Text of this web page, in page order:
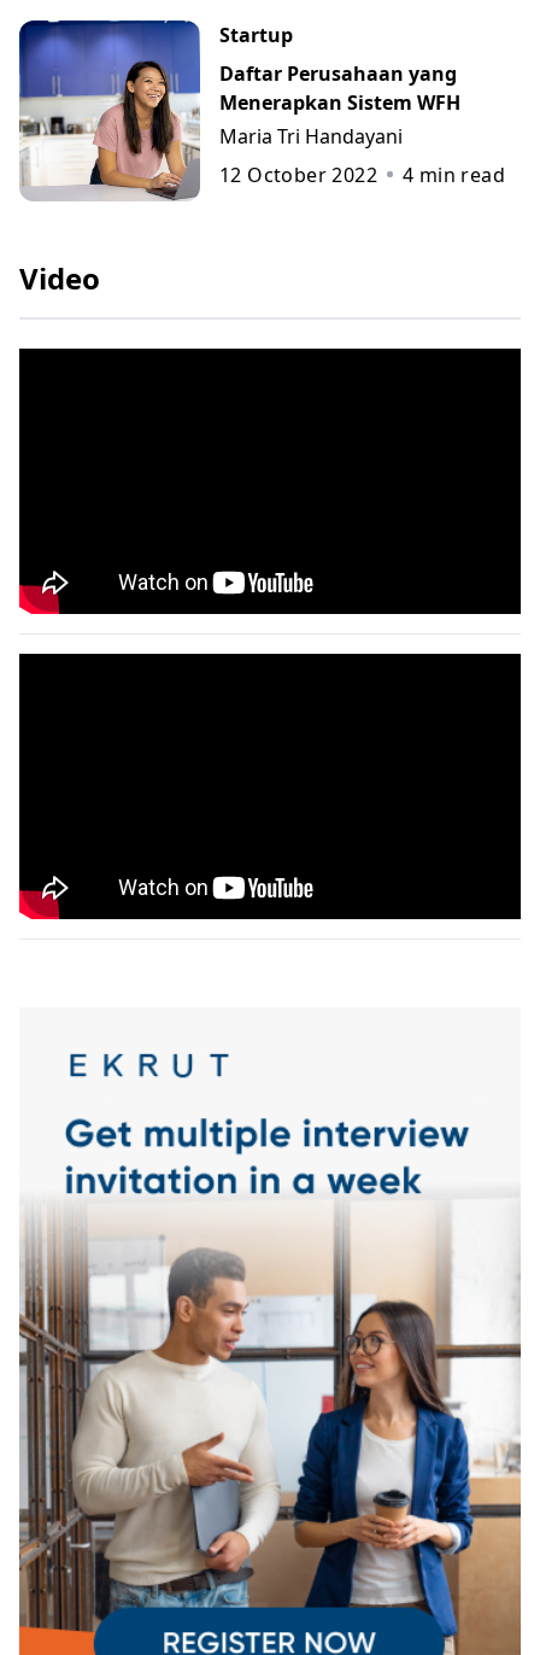
Startup
Daftar Perusahaan yang
Menerapkan Sistem WFH
Maria Tri Handayani
12 October 2022
4 min read
Video